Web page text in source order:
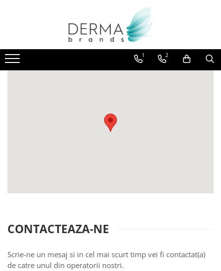
PRODUSE CU PROTECTIE SOLARA
50+ PENTRU COPII
1 2
CONTACTEAZA-NE
Scrie-ne un mesaj si in cel mai scurt timp vei fi contactat(a)
de catre unul din operatorii nostri.